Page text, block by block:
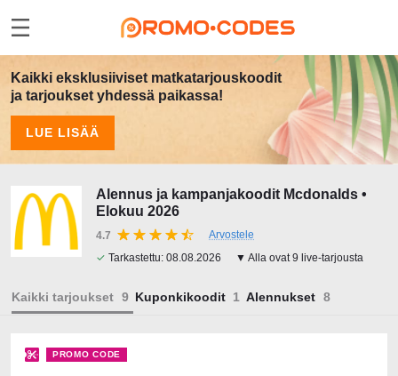
Kaikki eksklusiiviset matkatarjouskoodit
ja tarjoukset yhdessä paikassa!
LUE LISÄÄ
Alennus ja kampanjakoodit Mcdonalds •
Elokuu 2026
4.7
Arvostele
✓ Tarkastettu: 08.08.2026 ▼ Alla ovat 9 live-tarjousta
Kaikki tarjoukset Kuponkikoodit Alennukset
PROMO CODE